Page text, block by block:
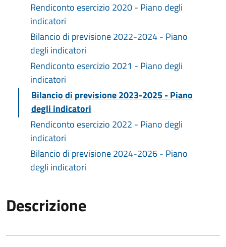
Rendiconto esercizio 2020 - Piano degli
indicatori
Bilancio di previsione 2022-2024 - Piano
degli indicatori
Rendiconto esercizio 2021 - Piano degli
indicatori
Bilancio di previsione 2023-2025 - Piano
degli indicatori
Rendiconto esercizio 2022 - Piano degli
indicatori
Bilancio di previsione 2024-2026 - Piano
degli indicatori
Descrizione